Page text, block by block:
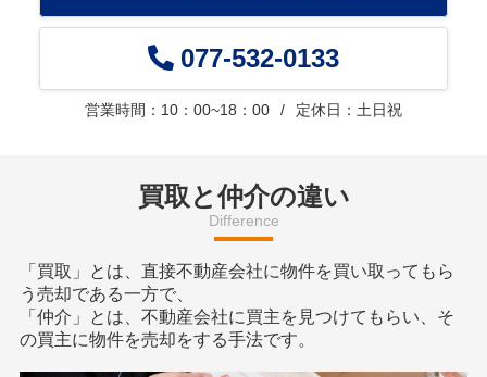
077-532-0133
営業時間：10：00~18：00 定休日：土日祝
買取と仲介の違い
Difference
「買取」とは、直接不動産会社に物件を買い取ってもら
う売却である一方で、
「仲介」とは、不動産会社に買主を見つけてもらい、そ
の買主に物件を売却をする手法です。